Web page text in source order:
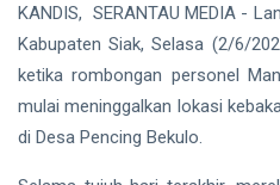
Buaya
Muara Bikin
Warga Desa
Undan
Berhasil
Menangkap
07 Aug,
30
RIAU
Sekda
KANDIS, SERANTAU MEDIA -
Kabupaten Siak, Selasa (2/6/
ketika rombongan personel
mulai meninggalkan lokasi
di Desa Pencing Bekulo.